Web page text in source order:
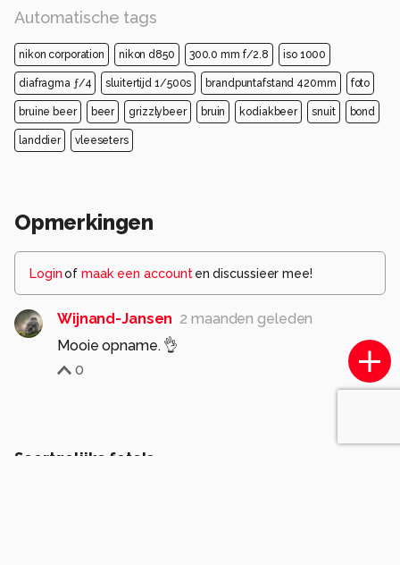
Automatische tags
nikon corporation nikon d850 300.0 mm f/2.8 iso 1000
diafragma ƒ/4 sluitertijd 1/500s brandpuntafstand 420mm foto
bruine beer beer grizzlybeer bruin kodiakbeer snuit bond
landdier vleeseters
Opmerkingen
Loginof maak een account en discussieer mee!
Wijnand-Jansen 2 maanden geleden
Mooie opname. 👌
0
Soortgelijke foto's